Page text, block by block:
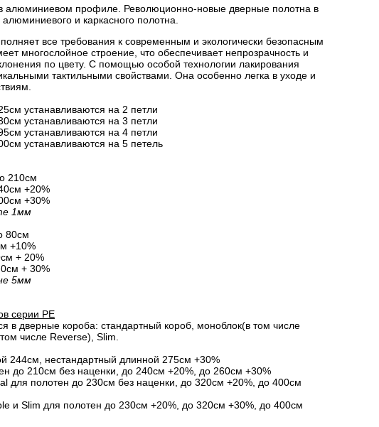
алюминиевом профиле. Революционно-новые дверные полотна в
и каркасного полотна.
все требования к современным и экологически безопасным
многослойное строение, что обеспечивает непрозрачность и
по цвету. С помощью особой технологии лакирования
тактильными свойствами. Она особенно легка в уходе и
устанавливаются на 2 петли
устанавливаются на 3 петли
устанавливаются на 4 петли
устанавливаются на 5 петель
210см
+20%
+30%
1мм
80см
+10%
+ 20%
+ 30%
5мм
серии PE
в дверные короба: стандартный короб, моноблок(в том числе
числе Reverse), Slim.
244см, нестандартный длинной 275см +30%
до 210см без наценки, до 240см +20%, до 260см +30%
для полотен до 230см без наценки, до 320см +20%, до 400см
и Slim для полотен до 230см +20%, до 320см +30%, до 400см